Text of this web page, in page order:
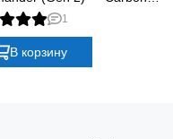
1
В корзину